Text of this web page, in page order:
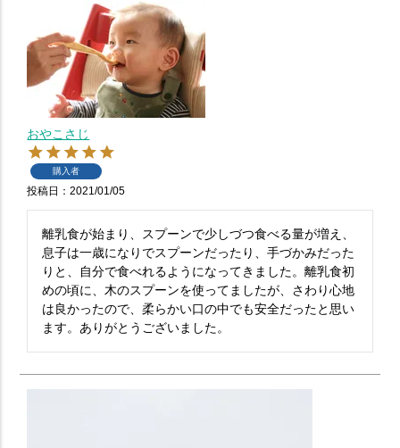
おやこさじ
購入者
投稿日 2021/01/05
離乳食が始まり、スプーンで少しづつ食べる量が増え、
息子は一歳になりでスプーンだったり、手づかみだった
りと、自分で食べれるようになってきました。離乳食初
めの頃に、木のスプーンを使ってましたが、さわり心地
は良かったので、柔らかい口の中でも安全だったと思い
ます。ありがとうございました。